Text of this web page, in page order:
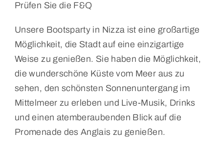
Prüfen Sie die F&Q
Unsere Bootsparty in Nizza ist eine großartige
Möglichkeit, die Stadt auf eine einzigartige
Weise zu genießen. Sie haben die Möglichkeit,
die wunderschöne Küste vom Meer aus zu
sehen, den schönsten Sonnenuntergang im
Mittelmeer zu erleben und Live-Musik, Drinks
und einen atemberaubenden Blick auf die
Promenade des Anglais zu genießen.